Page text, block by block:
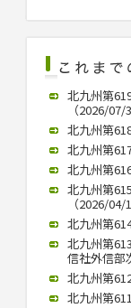
北九州第
（2026/07/
北九州第
北九州第
北九州第
北九州第
（2026/04/
北九州第
北九州第
信社外信部
北九州第
北九州第